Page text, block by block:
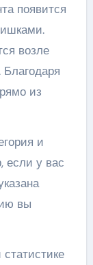
появится
возле
из
и
если у вас
вы